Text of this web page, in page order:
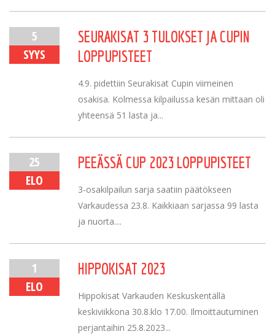
5
SYYS
SEURAKISAT 3 TULOKSET JA CUPIN
LOPPUPISTEET
4.9. pidettiin Seurakisat Cupin viimeinen
osakisa. Kolmessa kilpailussa kesän mittaan oli
yhteensä 51 lasta ja...
25
ELO
PEEÄSSÄ CUP 2023 LOPPUPISTEET
3-osakilpailun sarja saatiin päätökseen
Varkaudessa 23.8. Kaikkiaan sarjassa 99 lasta
ja nuorta....
1
ELO
HIPPOKISAT 2023
Hippokisat Varkauden Keskuskentällä
keskiviikkona 30.8.klo 17.00. Ilmoittautuminen
perjantaihin 25.8.2023...